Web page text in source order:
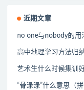
近期文章
no one与nobody的用
高中地理学习方法归
艺术生什么时候集训
“骨渌渌”什么意思（拼